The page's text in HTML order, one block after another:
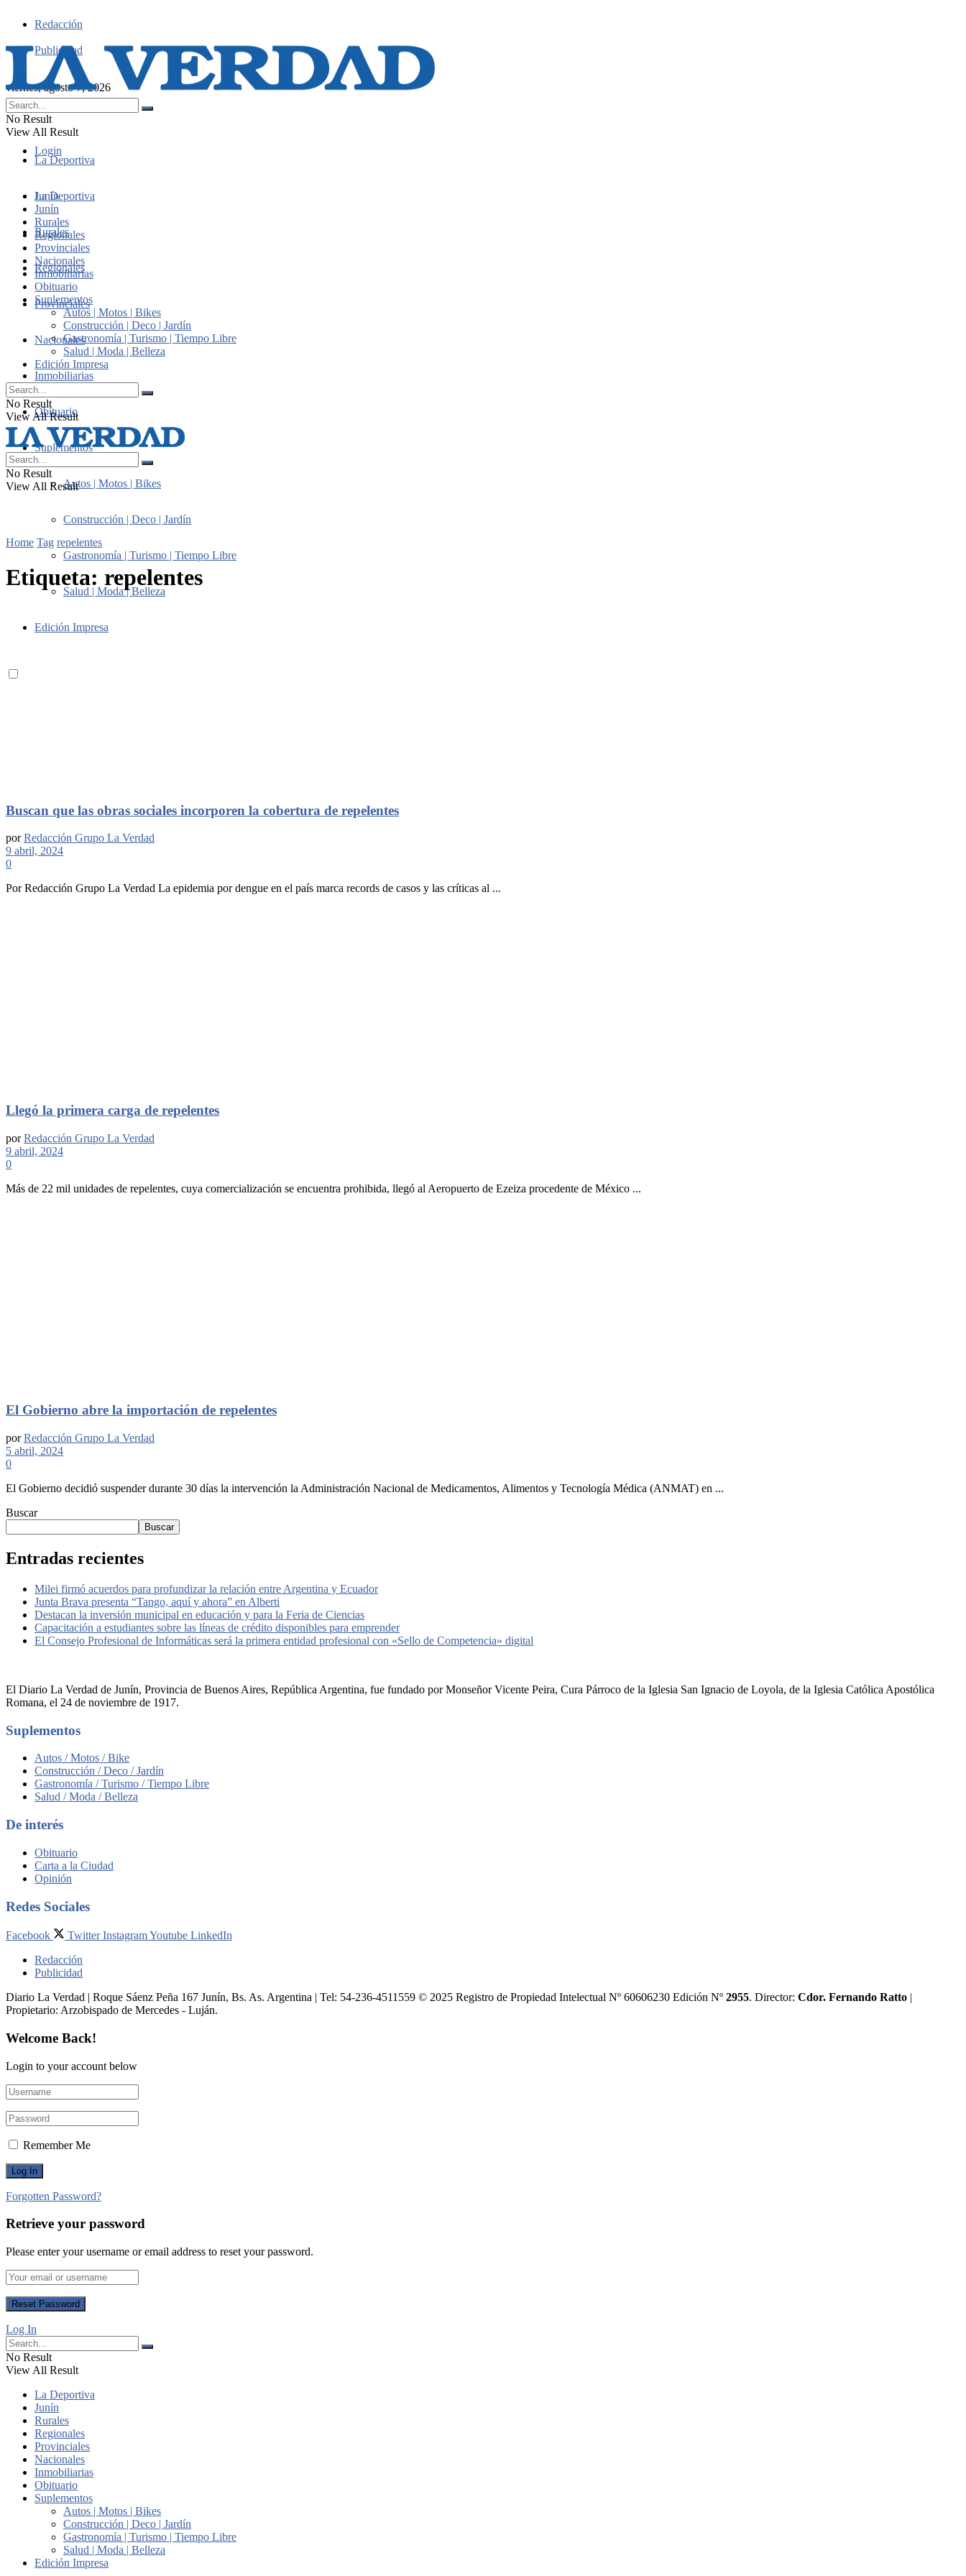
Redacción
Publicidad
viernes, agosto 7, 2026
Login
No Result
View All Result
La Deportiva
Junín
Rurales
Regionales
Provinciales
Nacionales
Inmobiliarias
Obituario
Suplementos
Autos | Motos | Bikes
Construcción | Deco | Jardín
Gastronomía | Turismo | Tiempo Libre
Salud | Moda | Belleza
Edición Impresa
La Deportiva
Junín
Rurales
Regionales
Provinciales
Nacionales
Inmobiliarias
Obituario
Suplementos
Autos | Motos | Bikes
Construcción | Deco | Jardín
Gastronomía | Turismo | Tiempo Libre
Salud | Moda | Belleza
Edición Impresa
No Result
View All Result
No Result
View All Result
Home Tag repelentes
Etiqueta: repelentes
Buscan que las obras sociales incorporen la cobertura de repelentes
por Redacción Grupo La Verdad
9 abril, 2024
0
Por Redacción Grupo La Verdad La epidemia por dengue en el país marca records de casos y las críticas al ...
Llegó la primera carga de repelentes
por Redacción Grupo La Verdad
9 abril, 2024
0
Más de 22 mil unidades de repelentes, cuya comercialización se encuentra prohibida, llegó al Aeropuerto de Ezeiza procedente de México ...
El Gobierno abre la importación de repelentes
por Redacción Grupo La Verdad
5 abril, 2024
0
El Gobierno decidió suspender durante 30 días la intervención la Administración Nacional de Medicamentos, Alimentos y Tecnología Médica (ANMAT) en ...
Buscar
Buscar
Entradas recientes
Milei firmó acuerdos para profundizar la relación entre Argentina y Ecuador
Junta Brava presenta “Tango, aquí y ahora” en Alberti
Destacan la inversión municipal en educación y para la Feria de Ciencias
Capacitación a estudiantes sobre las líneas de crédito disponibles para emprender
El Consejo Profesional de Informáticas será la primera entidad profesional con «Sello de Competencia» digital
El Diario La Verdad de Junín, Provincia de Buenos Aires, República Argentina, fue fundado por Monseñor Vicente Peira, Cura Párroco de la Iglesia San Ignacio de Loyola, de la Iglesia Católica Apostólica
Romana, el 24 de noviembre de 1917.
Suplementos
Autos / Motos / Bike
Construcción / Deco / Jardín
Gastronomía / Turismo / Tiempo Libre
Salud / Moda / Belleza
De interés
Obituario
Carta a la Ciudad
Opinión
Redes Sociales
Facebook Twitter InstagramYoutube LinkedIn
Redacción
Publicidad
Diario La Verdad | Roque Sáenz Peña 167 Junín, Bs. As. Argentina | Tel: 54-236-4511559 © 2025 Registro de Propiedad Intelectual Nº 60606230 Edición Nº 2955. Director:​ Cdor. Fernando Ratto |
Propietario:​ Arzobispado de Mercedes - Luján.
Welcome Back!
Login to your account below
Remember Me
Forgotten Password?
Retrieve your password
Please enter your username or email address to reset your password.
Log In
No Result
View All Result
La Deportiva
Junín
Rurales
Regionales
Provinciales
Nacionales
Inmobiliarias
Obituario
Suplementos
Autos | Motos | Bikes
Construcción | Deco | Jardín
Gastronomía | Turismo | Tiempo Libre
Salud | Moda | Belleza
Edición Impresa